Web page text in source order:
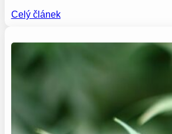
Celý článek